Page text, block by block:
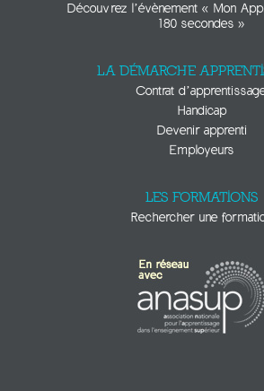
Découvrez l’évènement « Mon
180 secondes »
LA DÉMARCHE
Contrat
Handicap
Devenir apprenti
Employeurs
LES FORMATIONS
Rechercher une